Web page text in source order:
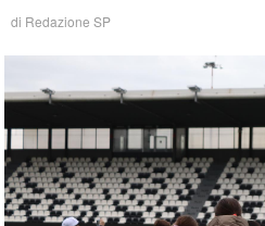
di Redazione SP